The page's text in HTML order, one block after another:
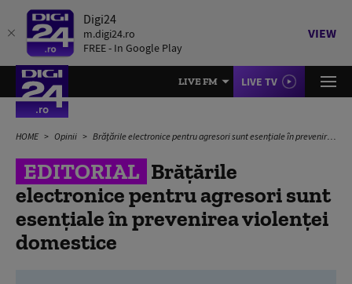
Digi24
m.digi24.ro
FREE - In Google Play
VIEW
LIVE FM LIVE TV
HOME Opinii Brățările electronice pentru agresori sunt esențiale în prevenirea violenței domestice
EDITORIAL Brățările
electronice pentru agresori sunt
esențiale în prevenirea violenței
domestice